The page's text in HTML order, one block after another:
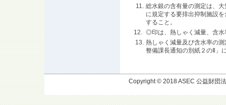
11. 総水銀の含有量の測定は、
に規定する要排出抑制施設
すること。
12. ◎印は、熱しゃく減量、含水
13. 熱しゃく減量及び含水率の
整備課長通知の別紙２のⅡ」
Copyright © 2018 ASEC 公益財団